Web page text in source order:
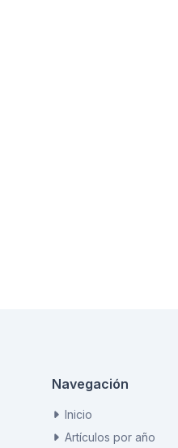
Navegación
Inicio
Artículos por año